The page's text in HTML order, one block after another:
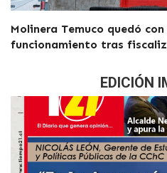
Molinera Temuco quedó
funcionamiento tras
EDICIÓN